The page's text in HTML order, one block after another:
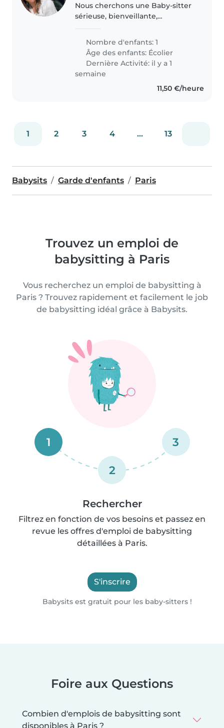
Nous cherchons une Baby-sitter
sérieuse, bienveillante,
ans affectueuse, vive et curieuse.
Plusieurs références souhaitées.
Nombre d'enfants: 1
Âge des enfants: Écolier
Dernière Activité: il y a 1
semaine
11,50 €/heure
1 2 3 4 ... 13
Babysits Garde d'enfants Paris
Trouvez un emploi de
babysitting à Paris
Vous recherchez un emploi de babysitting à
Paris ? Trouvez rapidement et facilement le job
de babysitting idéal grâce à Babysits.
1
2
3
Rechercher
Filtrez en fonction de vos besoins et passez en
revue les offres d'emploi de babysitting
détaillées à Paris.
S'inscrire
Babysits est gratuit pour les baby-sitters !
Foire aux Questions
Combien d'emplois de babysitting sont
disponibles à Paris ?